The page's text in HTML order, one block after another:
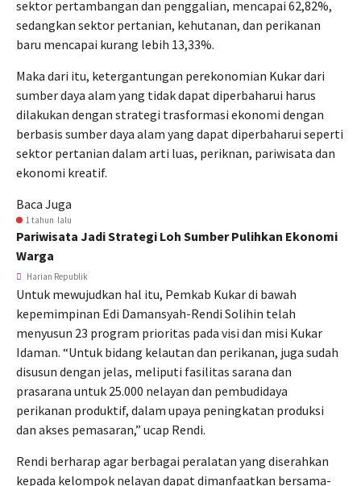
sektor pertambangan dan penggalian, mencapai 62,82%,
sedangkan sektor pertanian, kehutanan, dan perikanan
baru mencapai kurang lebih 13,33%.
Maka dari itu, ketergantungan perekonomian Kukar dari
sumber daya alam yang tidak dapat diperbaharui harus
dilakukan dengan strategi trasformasi ekonomi dengan
berbasis sumber daya alam yang dapat diperbaharui seperti
sektor pertanian dalam arti luas, periknan, pariwisata dan
ekonomi kreatif.
Baca Juga
1 tahun lalu
Pariwisata Jadi Strategi Loh Sumber Pulihkan Ekonomi
Warga
Harian Republik
Untuk mewujudkan hal itu, Pemkab Kukar di bawah
kepemimpinan Edi Damansyah-Rendi Solihin telah
menyusun 23 program prioritas pada visi dan misi Kukar
Idaman. “Untuk bidang kelautan dan perikanan, juga sudah
disusun dengan jelas, meliputi fasilitas sarana dan
prasarana untuk 25.000 nelayan dan pembudidaya
perikanan produktif, dalam upaya peningkatan produksi
dan akses pemasaran,” ucap Rendi.
Rendi berharap agar berbagai peralatan yang diserahkan
kepada kelompok nelayan dapat dimanfaatkan bersama-